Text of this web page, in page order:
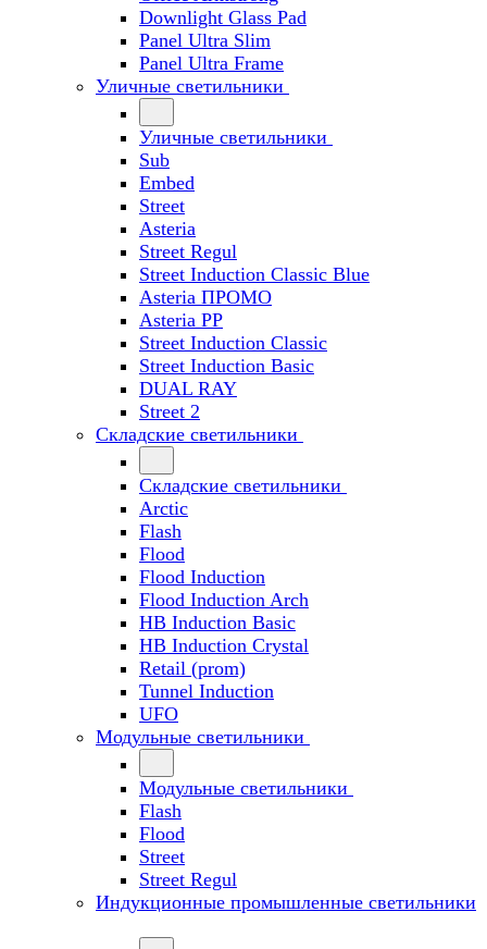
Downlight Glass Pad
Panel Ultra Slim
Panel Ultra Frame
Уличные светильники
Уличные светильники
Sub
Embed
Street
Asteria
Street Regul
Street Induction Classic Blue
Asteria ПРОМО
Asteria PP
Street Induction Classic
Street Induction Basic
DUAL RAY
Street 2
Складские светильники
Складские светильники
Arctic
Flash
Flood
Flood Induction
Flood Induction Arch
HB Induction Basic
HB Induction Crystal
Retail (prom)
Tunnel Induction
UFO
Модульные светильники
Модульные светильники
Flash
Flood
Street
Street Regul
Индукционные промышленные светильники